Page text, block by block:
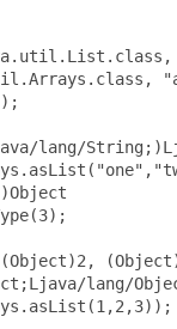
lang/
(Object)2,
lang/